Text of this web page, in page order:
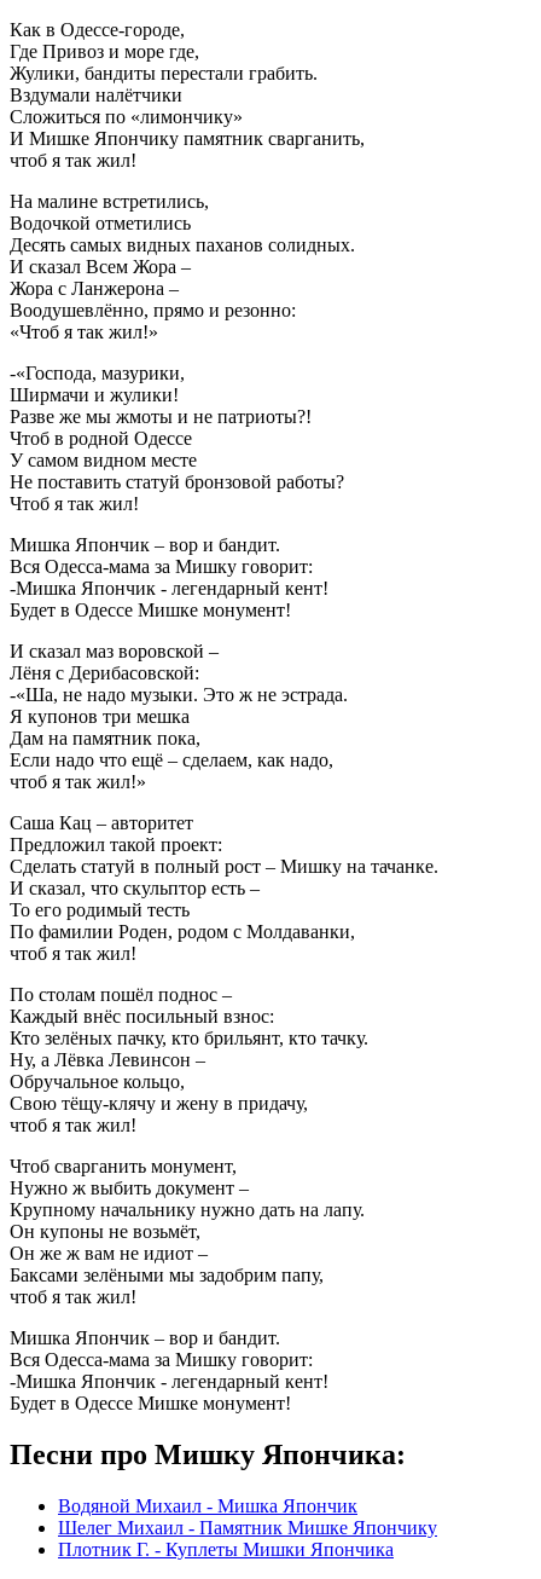
Как в Одессе-городе,
Где Привоз и море где,
Жулики, бандиты перестали грабить.
Вздумали налётчики
Сложиться по «лимончику»
И Мишке Япончику памятник сварганить,
чтоб я так жил!
На малине встретились,
Водочкой отметились
Десять самых видных паханов солидных.
И сказал Всем Жора –
Жора с Ланжерона –
Воодушевлённо, прямо и резонно:
«Чтоб я так жил!»
-«Господа, мазурики,
Ширмачи и жулики!
Разве же мы жмоты и не патриоты?!
Чтоб в родной Одессе
У самом видном месте
Не поставить статуй бронзовой работы?
Чтоб я так жил!
Мишка Япончик – вор и бандит.
Вся Одесса-мама за Мишку говорит:
-Мишка Япончик - легендарный кент!
Будет в Одессе Мишке монумент!
И сказал маз воровской –
Лёня с Дерибасовской:
-«Ша, не надо музыки. Это ж не эстрада.
Я купонов три мешка
Дам на памятник пока,
Если надо что ещё – сделаем, как надо,
чтоб я так жил!»
Саша Кац – авторитет
Предложил такой проект:
Сделать статуй в полный рост – Мишку на тачанке.
И сказал, что скульптор есть –
То его родимый тесть
По фамилии Роден, родом с Молдаванки,
чтоб я так жил!
По столам пошёл поднос –
Каждый внёс посильный взнос:
Кто зелёных пачку, кто брильянт, кто тачку.
Ну, а Лёвка Левинсон –
Обручальное кольцо,
Свою тёщу-клячу и жену в придачу,
чтоб я так жил!
Чтоб сварганить монумент,
Нужно ж выбить документ –
Крупному начальнику нужно дать на лапу.
Он купоны не возьмёт,
Он же ж вам не идиот –
Баксами зелёными мы задобрим папу,
чтоб я так жил!
Мишка Япончик – вор и бандит.
Вся Одесса-мама за Мишку говорит:
-Мишка Япончик - легендарный кент!
Будет в Одессе Мишке монумент!
Песни про Мишку Япончика:
Водяной Михаил - Мишка Япончик
Шелег Михаил - Памятник Мишке Япончику
Плотник Г. - Куплеты Мишки Япончика